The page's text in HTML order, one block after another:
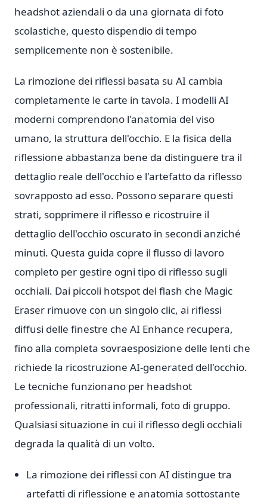
headshot aziendali o da una giornata di foto
scolastiche, questo dispendio di tempo
semplicemente non è sostenibile.
La rimozione dei riflessi basata su AI cambia
completamente le carte in tavola. I modelli AI
moderni comprendono l'anatomia del viso
umano, la struttura dell'occhio. E la fisica della
riflessione abbastanza bene da distinguere tra il
dettaglio reale dell'occhio e l'artefatto da riflesso
sovrapposto ad esso. Possono separare questi
strati, sopprimere il riflesso e ricostruire il
dettaglio dell'occhio oscurato in secondi anziché
minuti. Questa guida copre il flusso di lavoro
completo per gestire ogni tipo di riflesso sugli
occhiali. Dai piccoli hotspot del flash che Magic
Eraser rimuove con un singolo clic, ai riflessi
diffusi delle finestre che AI Enhance recupera,
fino alla completa sovraesposizione delle lenti che
richiede la ricostruzione AI-generated dell'occhio.
Le tecniche funzionano per headshot
professionali, ritratti informali, foto di gruppo.
Qualsiasi situazione in cui il riflesso degli occhiali
degrada la qualità di un volto.
La rimozione dei riflessi con AI distingue tra
artefatti di riflessione e anatomia sottostante